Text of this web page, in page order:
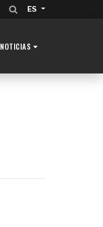
ES
NOTICIAS